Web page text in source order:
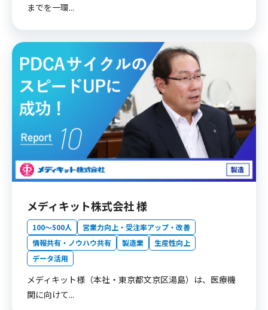
までを一環...
メディキット株式会社 様
100〜500人
営業力向上・受注率アップ・改善
情報共有・ノウハウ共有
製造業
生産性向上
データ活用
メディキット様（本社・東京都文京区湯島）は、医療機
関に向けて...